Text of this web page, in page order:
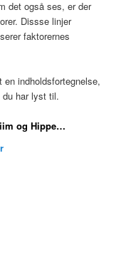
det også ses, er der
Dissse linjer
faktorernes
indholdsfortegnelse,
har lyst til.
og Hippe…